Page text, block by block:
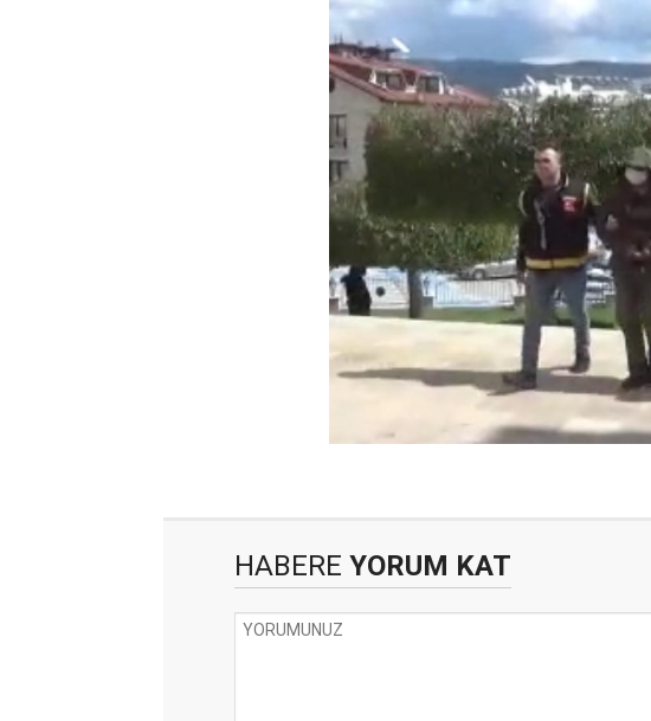
HABERE YORUM KAT